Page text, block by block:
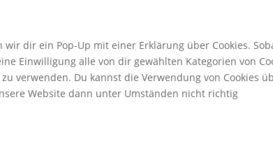
spam
themes)
dir ein Pop-Up mit einer Erklärung über Cookies.
Einwilligung alle von dir gewählten Kategorien von
verwenden. Du kannst die Verwendung von Cookies
Website dann unter Umständen nicht richtig